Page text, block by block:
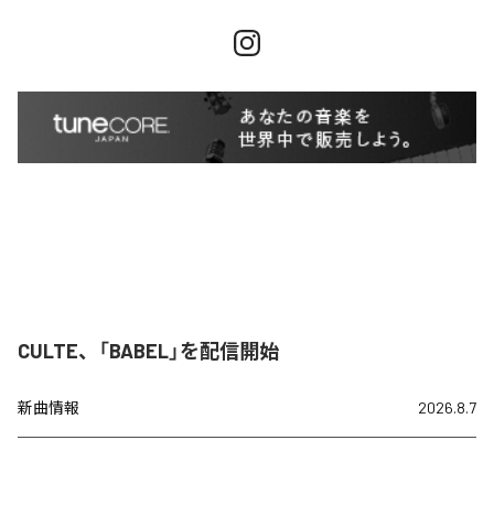
CULTE、「BABEL」を配信開始
新曲情報 2026.8.7